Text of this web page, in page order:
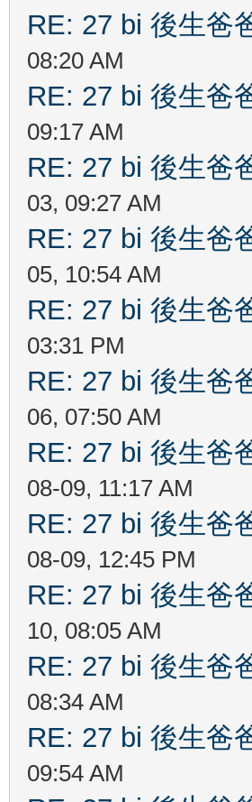
RE: 27 bi 後生爸
08:20 AM
RE: 27 bi 後生爸
09:17 AM
RE: 27 bi 後生爸
03, 09:27 AM
RE: 27 bi 後生爸
05, 10:54 AM
RE: 27 bi 後生爸
03:31 PM
RE: 27 bi 後生爸
06, 07:50 AM
RE: 27 bi 後生爸
08-09, 11:17 AM
RE: 27 bi 後生爸
08-09, 12:45 PM
RE: 27 bi 後生爸
10, 08:05 AM
RE: 27 bi 後生爸
08:34 AM
RE: 27 bi 後生爸
09:54 AM